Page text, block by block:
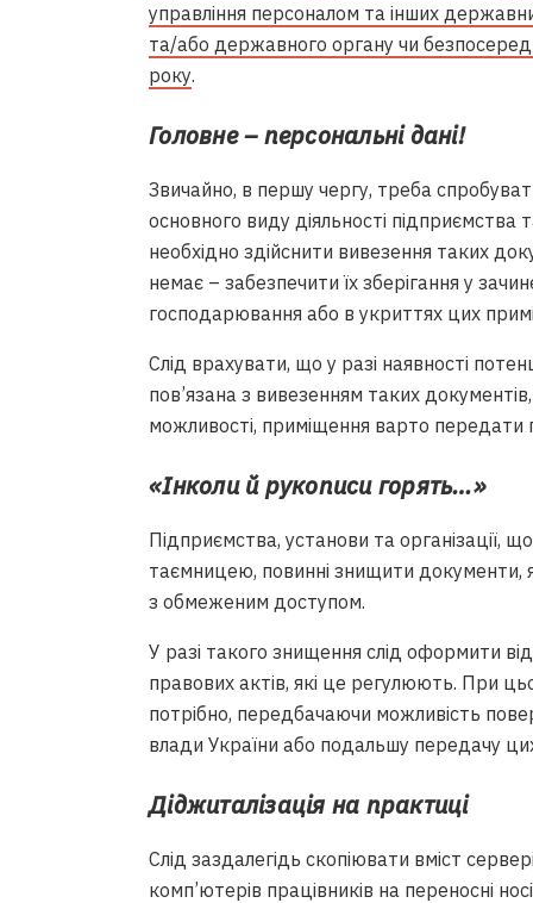
управління персоналом та інших
та/або державного органу чи
року.
Головне – персональні дані!
Звичайно, в першу чергу, треба
основного виду діяльності підприємства
необхідно здійснити вивезення таких
немає – забезпечити їх зберігання у
господарювання або в укриттях цих
Слід врахувати, що у разі наявності
пов’язана з вивезенням таких
можливості, приміщення варто передати
«Інколи й рукописи горять…»
Підприємства, установи та організації,
таємницею, повинні знищити документи,
з обмеженим доступом.
У разі такого знищення слід оформити
правових актів, які це регулюють. При
потрібно, передбачаючи можливість
влади України або подальшу передачу
Діджиталізація на практиці
Слід заздалегідь скопіювати вміст
комп’ютерів працівників на переносні